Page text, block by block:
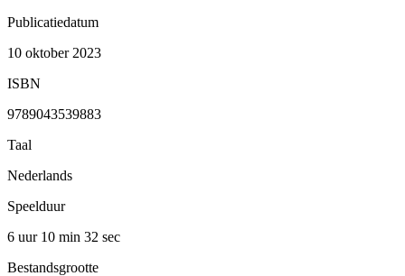
Publicatiedatum
10 oktober 2023
ISBN
9789043539883
Taal
Nederlands
Speelduur
6 uur 10 min 32 sec
Bestandsgrootte